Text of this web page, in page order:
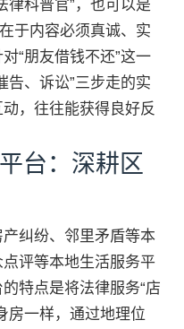
律科普官”，也可以是
于内容必须真诚、实
“朋友借钱不还”这一
告、诉讼”三步走的实
，往往能获得良好反
台：深耕区
纠纷、邻里矛盾等本
评等本地生活服务平
特点是将法律服务“店
房一样，通过地理位